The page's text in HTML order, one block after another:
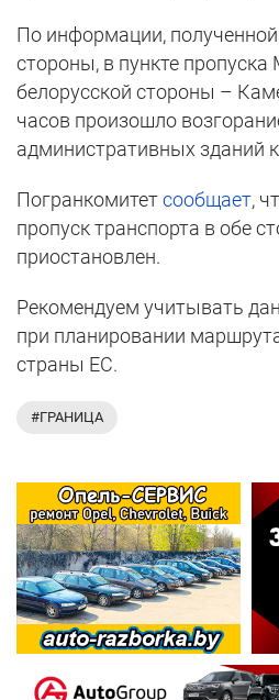
По информации, полученной
стороны, в пункте
белорусской стороны –
часов произошло
административных зданий
Погранкомитетсообщает,
пропуск транспорта в обе
приостановлен.
Рекомендуем учитывать
при планировании
страны ЕС.
#ГРАНИЦА